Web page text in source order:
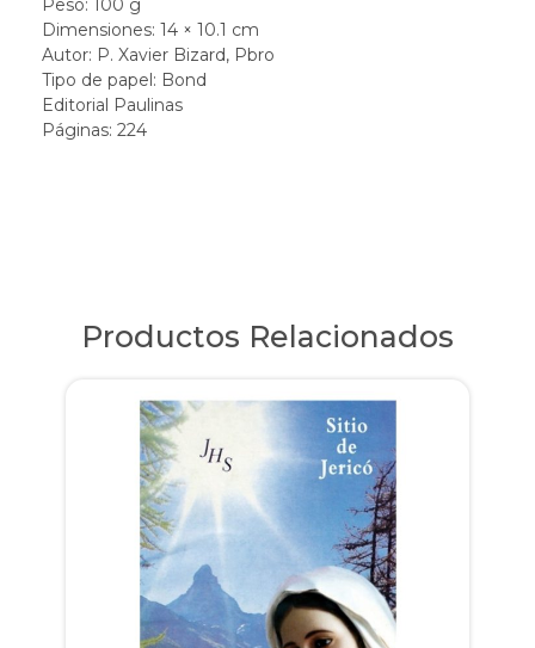
Peso: 100 g
Dimensiones: 14 × 10.1 cm
Autor: P. Xavier Bizard, Pbro
Tipo de papel: Bond
Editorial Paulinas
Páginas: 224
Productos Relacionados